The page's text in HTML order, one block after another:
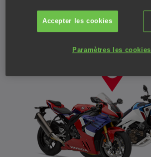
Accepter les cookies
Paramètres les cookies